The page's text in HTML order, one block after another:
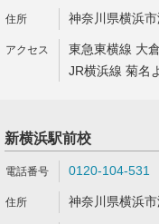
神奈川県横浜
東急東横線 大
JR横浜線 菊名
新横浜駅前校
0120-104-531
神奈川県横浜